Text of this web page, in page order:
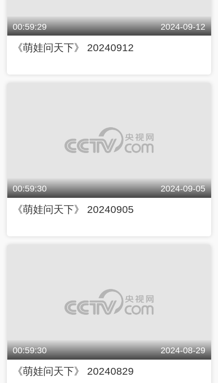
00:59:29 2024-09-12
《萌娃问天下》 20240912
00:59:30 2024-09-05
《萌娃问天下》 20240905
00:59:30 2024-08-29
《萌娃问天下》 20240829